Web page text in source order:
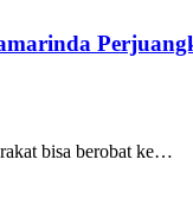
bisa berobat ke…